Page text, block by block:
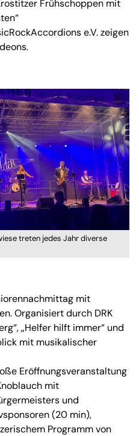
Frühschoppen mit
e.V. zeigen
treten jedes Jahr diverse
mit
Organisiert durch DRK
„Helfer hilft immer“ und
mit musikalischer
Eröffnungsveranstaltung
mit
und
(20 min),
Programm von